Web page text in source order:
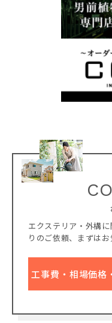
エクステリア・外構
りのご依頼、
まずは
工事費・相場価格